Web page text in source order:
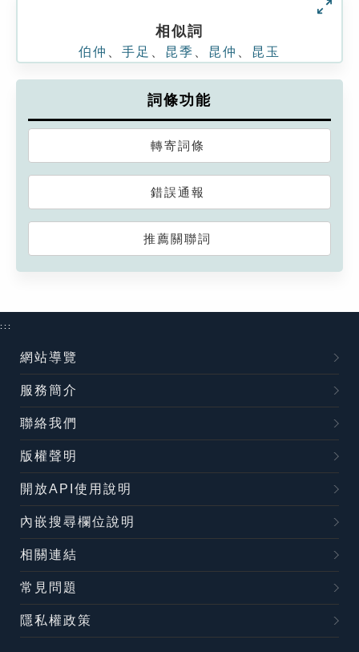
相似詞
伯仲 手足 昆季 昆仲 昆玉
詞條功能
轉寄詞條
錯誤通報
推薦關聯詞
:::
網站導覽
服務簡介
聯絡我們
版權聲明
開放API使用說明
內嵌搜尋欄位說明
相關連結
常見問題
隱私權政策